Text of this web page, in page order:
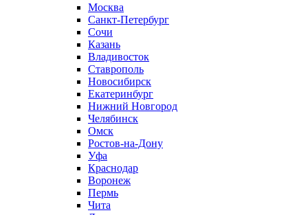
Москва
Санкт-Петербург
Сочи
Казань
Владивосток
Ставрополь
Новосибирск
Екатеринбург
Нижний Новгород
Челябинск
Омск
Ростов-на-Дону
Уфа
Краснодар
Воронеж
Пермь
Чита